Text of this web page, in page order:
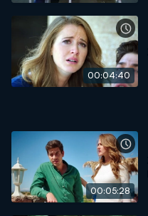
00:04:40
00:05:28